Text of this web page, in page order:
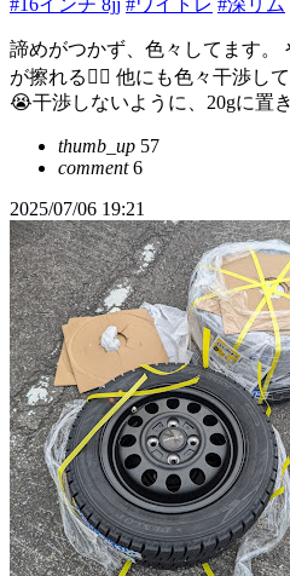
#16インチ 8jj #ワイトレ #深リム
諦めがつかず、色々してます。
が擦れる😮‍💨 他にも色々干渉し
😭干渉しないように、20gに置
thumb_up 57
comment6
2025/07/06 19:21